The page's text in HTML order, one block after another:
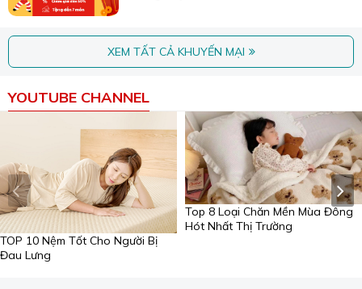
XEM TẤT CẢ KHUYẾN MẠI
YOUTUBE CHANNEL
TOP 10 Nệm Tốt Cho Người Bị
Đau Lưng
Top 8 Loại Chăn Mền Mùa Đông
Hót Nhất Thị Trường